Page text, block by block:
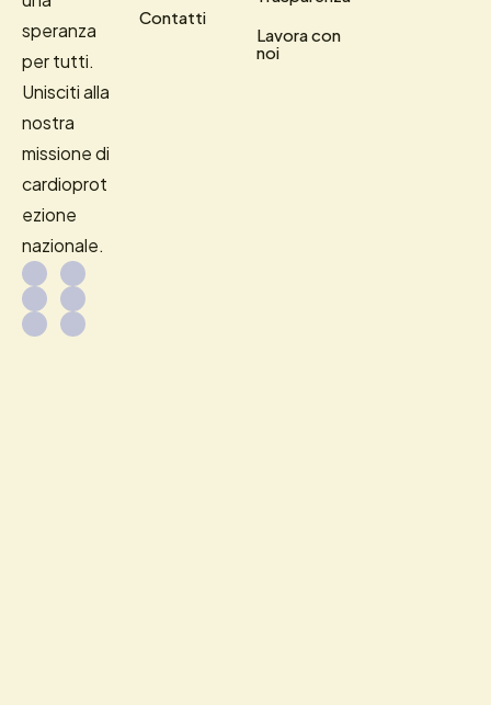
speranza
per tutti.
Unisciti alla
nostra
missione di
cardioprot
ezione
nazionale.
Contatti
Lavora con
noi